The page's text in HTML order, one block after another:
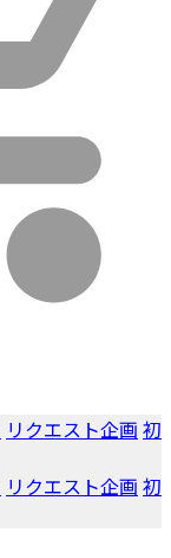
リクエスト企画 初
リクエスト企画 初